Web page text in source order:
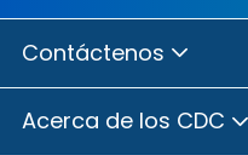
Contáctenos
Acerca de los CDC